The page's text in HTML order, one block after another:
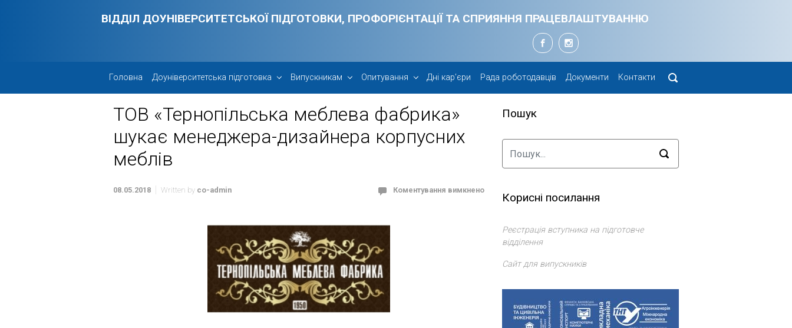
ВІДДІЛ ДОУНІВЕРСИТЕТСЬКОЇ ПІДГОТОВКИ, ПРОФОРІЄНТАЦІЇ ТА СПРИЯННЯ ПРАЦЕВЛАШТУВАННЮ
Головна Доуніверситетська підготовка Випускникам Опитування Дні кар’єри Рада роботодавців Документи Контакти
ТОВ «Тернопільська меблева фабрика»
шукає менеджера-дизайнера корпусних
меблів
08.05.2018 Written by co-admin Коментування вимкнено
Пошук
Корисні посилання
Реєстрація вступника на підготовче
відділення
Сайт для випускників